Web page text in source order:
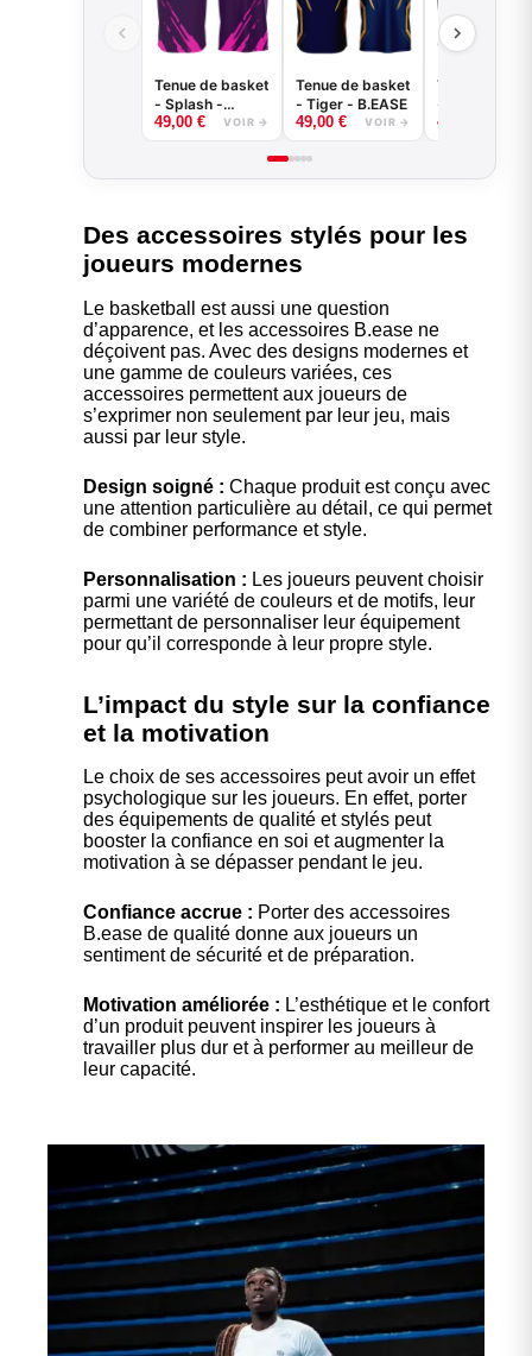
Tenue de basket
- Splash -
B.EASE
49,00 € VOIR →
Tenue de basket
- Tiger - B.EASE
49,00 € VOIR →
Tenue de
- Claw -
49,00
Des accessoires stylés pour les
joueurs modernes
Le basketball est aussi une question
d’apparence, et les accessoires B.ease ne
déçoivent pas. Avec des designs modernes et
une gamme de couleurs variées, ces
accessoires permettent aux joueurs de
s’exprimer non seulement par leur jeu, mais
aussi par leur style.
Design soigné : Chaque produit est conçu avec
une attention particulière au détail, ce qui permet
de combiner performance et style.
Personnalisation : Les joueurs peuvent choisir
parmi une variété de couleurs et de motifs, leur
permettant de personnaliser leur équipement
pour qu’il corresponde à leur propre style.
L’impact du style sur la confiance
et la motivation
Le choix de ses accessoires peut avoir un effet
psychologique sur les joueurs. En effet, porter
des équipements de qualité et stylés peut
booster la confiance en soi et augmenter la
motivation à se dépasser pendant le jeu.
Confiance accrue : Porter des accessoires
B.ease de qualité donne aux joueurs un
sentiment de sécurité et de préparation.
Motivation améliorée : L’esthétique et le confort
d’un produit peuvent inspirer les joueurs à
travailler plus dur et à performer au meilleur de
leur capacité.